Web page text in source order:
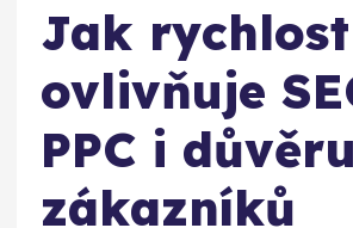
Jak rychlost
ovlivňuje
PPC i důvěru
zákazníků